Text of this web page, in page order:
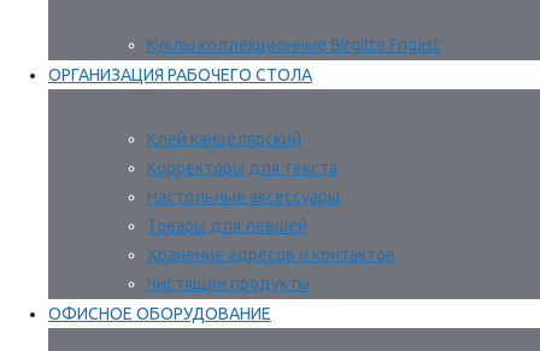
Куклы коллекционные Birgitte Frigast
ОРГАНИЗАЦИЯ РАБОЧЕГО СТОЛА
Клей канцелярский
Корректоры для текста
Настольные аксессуары
Товары для левшей
Хранение адресов и контактов
Чистящие продукты
ОФИСНОЕ ОБОРУДОВАНИЕ